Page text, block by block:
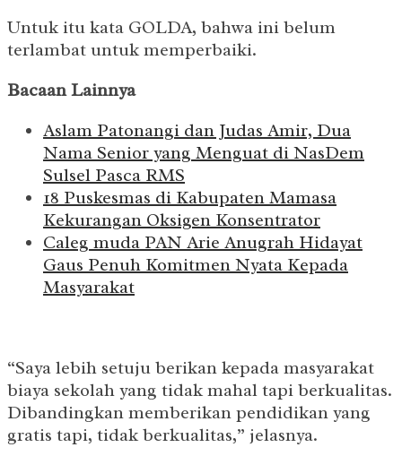
Untuk itu kata GOLDA, bahwa ini belum
terlambat untuk memperbaiki.
Bacaan Lainnya
Aslam Patonangi dan Judas Amir, Dua
Nama Senior yang Menguat di NasDem
Sulsel Pasca RMS
18 Puskesmas di Kabupaten Mamasa
Kekurangan Oksigen Konsentrator
Caleg muda PAN Arie Anugrah Hidayat
Gaus Penuh Komitmen Nyata Kepada
Masyarakat
“Saya lebih setuju berikan kepada masyarakat
biaya sekolah yang tidak mahal tapi berkualitas.
Dibandingkan memberikan pendidikan yang
gratis tapi, tidak berkualitas,” jelasnya.